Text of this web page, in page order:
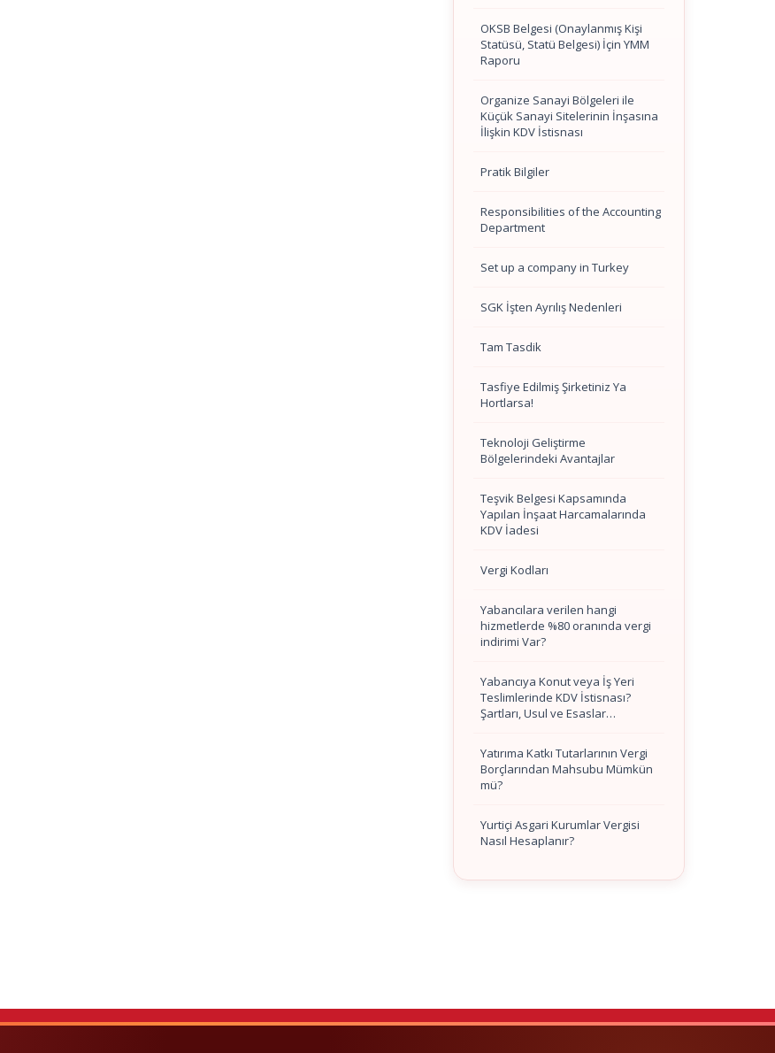
OKSB Belgesi (Onaylanmış Kişi
Statüsü, Statü Belgesi) İçin YMM
Raporu
Organize Sanayi Bölgeleri ile
Küçük Sanayi Sitelerinin İnşasına
İlişkin KDV İstisnası
Pratik Bilgiler
Responsibilities of the Accounting
Department
Set up a company in Turkey
SGK İşten Ayrılış Nedenleri
Tam Tasdik
Tasfiye Edilmiş Şirketiniz Ya
Hortlarsa!
Teknoloji Geliştirme
Bölgelerindeki Avantajlar
Teşvik Belgesi Kapsamında
Yapılan İnşaat Harcamalarında
KDV İadesi
Vergi Kodları
Yabancılara verilen hangi
hizmetlerde %80 oranında vergi
indirimi Var?
Yabancıya Konut veya İş Yeri
Teslimlerinde KDV İstisnası?
Şartları, Usul ve Esaslar…
Yatırıma Katkı Tutarlarının Vergi
Borçlarından Mahsubu Mümkün
mü?
Yurtiçi Asgari Kurumlar Vergisi
Nasıl Hesaplanır?